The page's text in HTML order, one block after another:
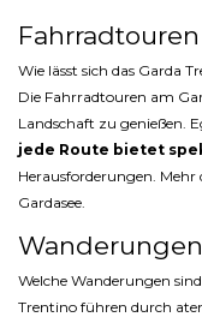
Wie lässt sich das Garda
Die Fahrradtouren am
Landschaft zu genießen.
jede Route bietet
Herausforderungen.
Gardasee.
Welche Wanderungen
Trentino führen durch